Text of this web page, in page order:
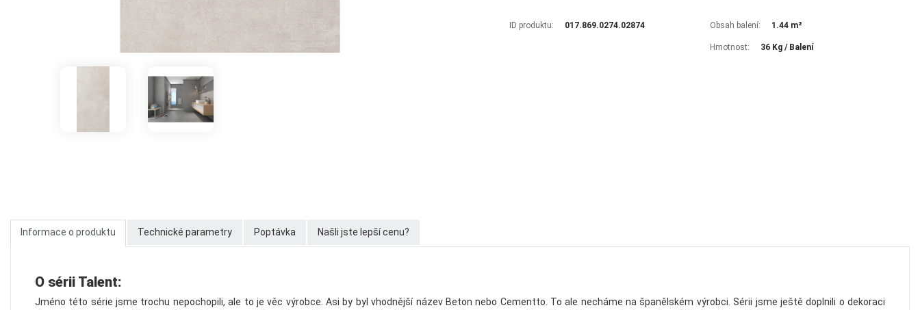
ID produktu: 017.869.0274.02874 Obsah balení: 1.44 m²
Hmotnost: 36 Kg / Balení
Informace o produktu Technické parametry Poptávka Našli jste lepší cenu?
O sérii Talent:
Jméno této série jsme trochu nepochopili, ale to je věc výrobce. Asi by byl vhodnější název Beton nebo Cementto. To ale necháme na španělském výrobci. Sérii jsme ještě doplnili o dekoraci